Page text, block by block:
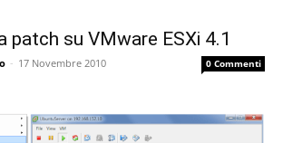
patch su VMware ESXi 4.1
- 17 Novembre 2010 0 Commenti